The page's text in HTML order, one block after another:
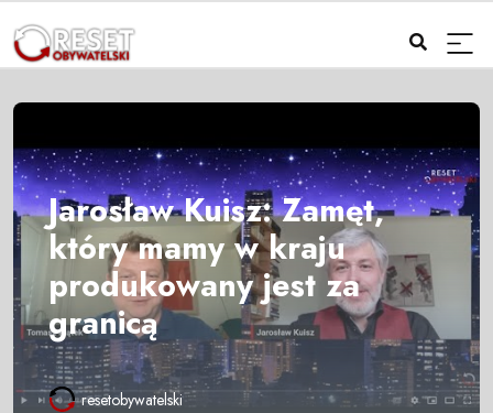
Jarosław Kuisz: Zamęt,
który mamy w kraju
produkowany jest za
granicą
resetobywatelski